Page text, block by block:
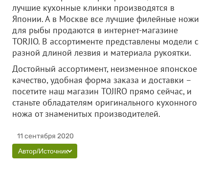
лучшие кухонные клинки производятся в
Японии. А в Москве все лучшие филейные ножи
для рыбы продаются в интернет-магазине
TORJIO. В ассортименте представлены модели с
разной длиной лезвия и материала рукоятки.
Достойный ассортимент, неизменное японское
качество, удобная форма заказа и доставки –
посетите наш магазин TOJIRO прямо сейчас, и
станьте обладателям оригинального кухонного
ножа от знаменитых производителей.
11 сентября 2020
Автор/Источник